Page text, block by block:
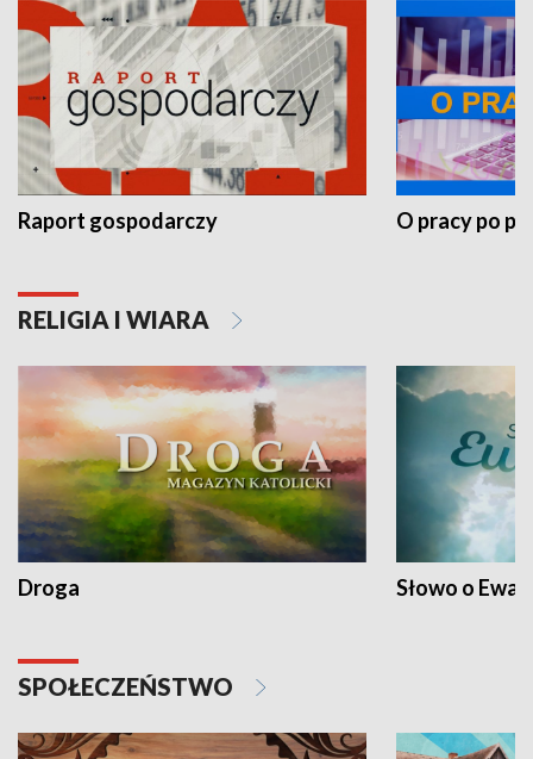
Raport gospodarczy O pracy po
RELIGIA I WIARA
Droga Słowo o
SPOŁECZEŃSTWO